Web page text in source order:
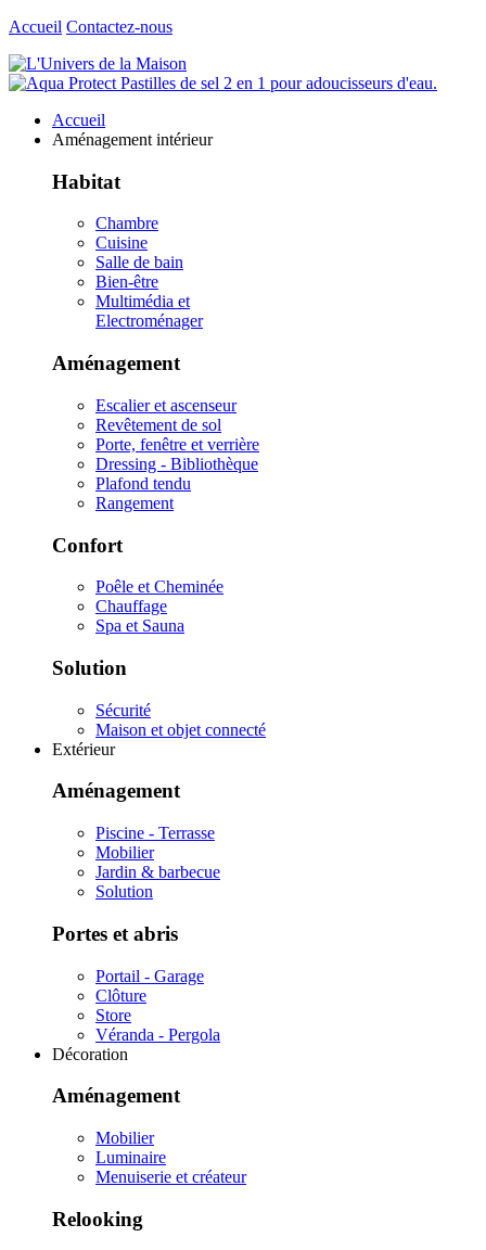
Accueil Contactez-nous
Accueil
Aménagement intérieur
Habitat
Chambre
Cuisine
Salle de bain
Bien-être
Multimédia et
Electroménager
Aménagement
Escalier et ascenseur
Revêtement de sol
Porte, fenêtre et verrière
Dressing - Bibliothèque
Plafond tendu
Rangement
Confort
Poêle et Cheminée
Chauffage
Spa et Sauna
Solution
Sécurité
Maison et objet connecté
Extérieur
Aménagement
Piscine - Terrasse
Mobilier
Jardin & barbecue
Solution
Portes et abris
Portail - Garage
Clôture
Store
Véranda - Pergola
Décoration
Aménagement
Mobilier
Luminaire
Menuiserie et créateur
Relooking